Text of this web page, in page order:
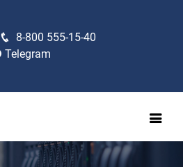
8-800 555-15-40
Telegram